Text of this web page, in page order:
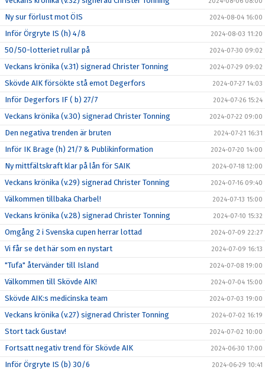
Ny sur förlust mot ÖIS 2024-08-04 16:00
Inför Örgryte IS (h) 4/8 2024-08-03 11:20
50/50-lotteriet rullar på 2024-07-30 09:02
Veckans krönika (v.31) signerad Christer Tonning 2024-07-29 09:02
Skövde AIK försökte stå emot Degerfors 2024-07-27 14:03
Inför Degerfors IF ( b) 27/7 2024-07-26 15:24
Veckans krönika (v.30) signerad Christer Tonning 2024-07-22 09:00
Den negativa trenden är bruten 2024-07-21 16:31
Inför IK Brage (h) 21/7 & Publikinformation 2024-07-20 14:00
Ny mittfältskraft klar på lån för SAIK 2024-07-18 12:00
Veckans krönika (v.29) signerad Christer Tonning 2024-07-16 09:40
Välkommen tillbaka Charbel! 2024-07-13 15:00
Veckans krönika (v.28) signerad Christer Tonning 2024-07-10 15:32
Omgång 2 i Svenska cupen herrar lottad 2024-07-09 22:27
Vi får se det här som en nystart 2024-07-09 16:13
"Tufa" återvänder till Island 2024-07-08 19:00
Välkommen till Skövde AIK! 2024-07-04 15:00
Skövde AIK:s medicinska team 2024-07-03 19:00
Veckans krönika (v.27) signerad Christer Tonning 2024-07-02 16:19
Stort tack Gustav! 2024-07-02 10:00
Fortsatt negativ trend för Skövde AIK 2024-06-30 17:00
Inför Örgryte IS (b) 30/6 2024-06-29 10:41